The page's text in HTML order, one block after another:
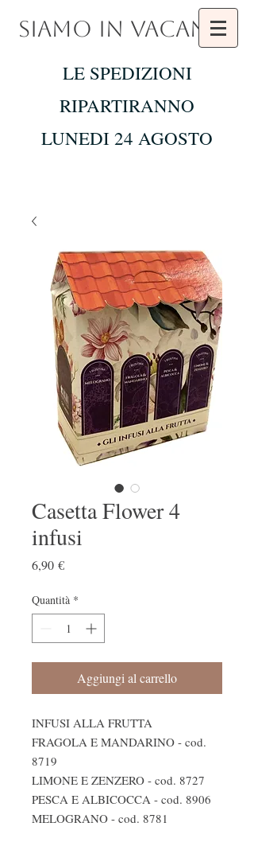
SIAMO IN VACANZA
LE SPEDIZIONI
RIPARTIRANNO
LUNEDI 24 AGOSTO
Casetta Flower 4
infusi
6,90 €Prezzo
Quantità *
Aggiungi al carrello
INFUSI ALLA FRUTTA
FRAGOLA E MANDARINO - cod.
8719
LIMONE E ZENZERO - cod. 8727
PESCA E ALBICOCCA - cod. 8906
MELOGRANO - cod. 8781